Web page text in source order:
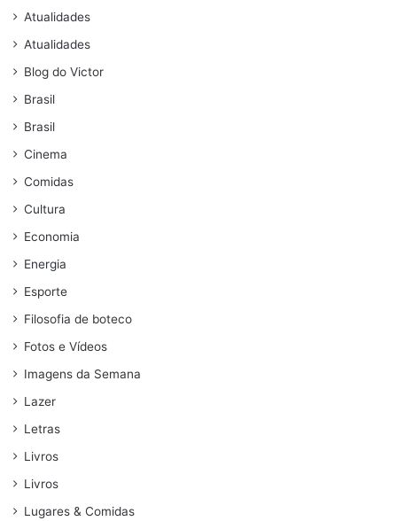
Atualidades
Atualidades
Blog do Victor
Brasil
Brasil
Cinema
Comidas
Cultura
Economia
Energia
Esporte
Filosofia de boteco
Fotos e Vídeos
Imagens da Semana
Lazer
Letras
Livros
Livros
Lugares & Comidas